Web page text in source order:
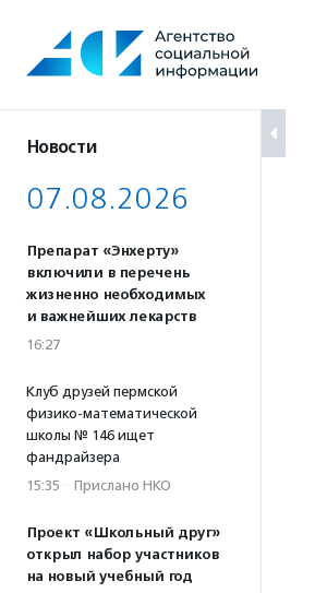
содержанию
Новости
07.08.2026
Препарат «Энхерту»
включили в перечень
жизненно необходимых
и важнейших лекарств
16:27
Клуб друзей пермской
физико-математической
школы № 146 ищет
фандрайзера
15:35 · Прислано НКО
Проект «Школьный друг»
открыл набор участников
на новый учебный год